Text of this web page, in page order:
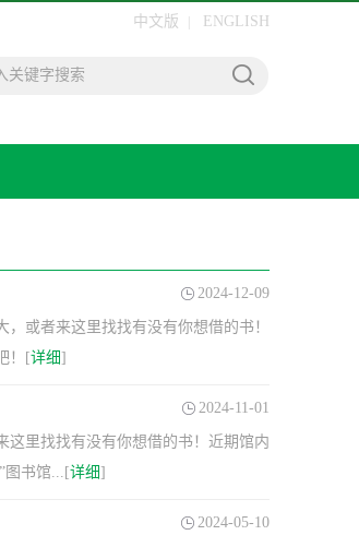
中文版 ENGLISH
2024-12-09
或者来这里找找有没有你想借的书！
！[详细]
2024-11-01
这里找找有没有你想借的书！近期馆内
图书馆...[详细]
2024-05-10